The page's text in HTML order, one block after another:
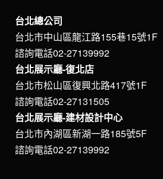
台北總公司
台北市中山區龍江路155巷15號1F
諮詢電話02-27139992
台北展示廳-復北店
台北市松山區復興北路417號1F
諮詢電話02-27131505
台北展示廳-建材設計中心
台北市內湖區新湖一路185號5F
諮詢電話02-27139992